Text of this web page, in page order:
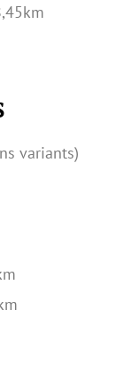
variants)